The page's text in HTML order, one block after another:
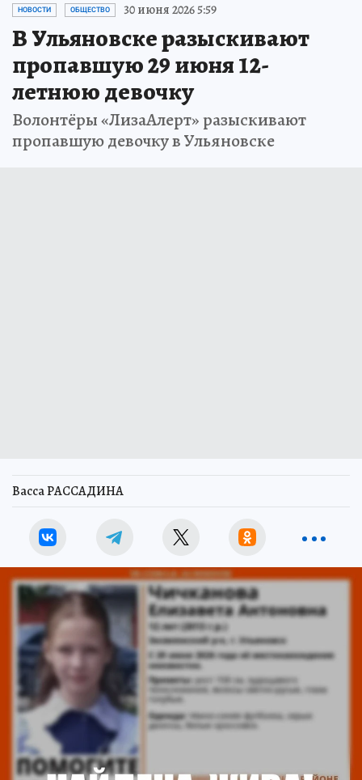
НОВОСТИ ОБЩЕСТВО 30 июня 2026 5:59
В Ульяновске разыскивают
пропавшую 29 июня 12-
летнюю девочку
Волонтёры «ЛизаАлерт» разыскивают
пропавшую девочку в Ульяновске
Васса РАССАДИНА